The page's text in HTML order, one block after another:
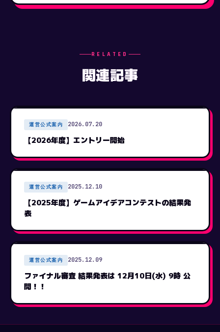
RELATED
関連記事
運営公式案内 2026.07.20
【2026年度】エントリー開始
運営公式案内 2025.12.10
【2025年度】ゲームアイデアコンテストの結果発
表
運営公式案内 2025.12.09
ファイナル審査 結果発表は 12月10日(水) 9時 公
開！！